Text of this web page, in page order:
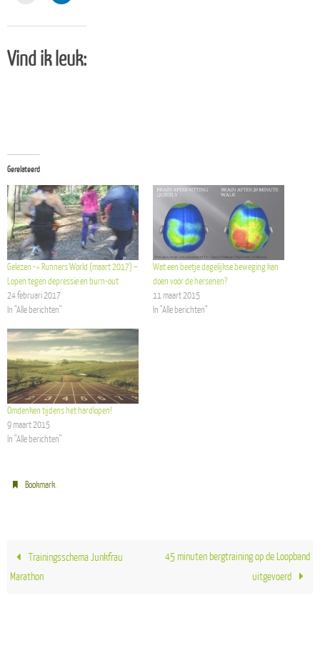
Vind ik leuk:
Gerelateerd
Gelezen -> Runners World (maart 2017) –
Lopen tegen depressie en burn-out
24 februari 2017
In "Alle berichten"
Wat een beetje dagelijkse beweging kan
doen voor de hersenen?
11 maart 2015
In "Alle berichten"
Omdenken tijdens het hardlopen!
9 maart 2015
In "Alle berichten"
Bookmark.
Trainingsschema Junkfrau
Marathon
45 minuten bergtraining op de Loopband
uitgevoerd